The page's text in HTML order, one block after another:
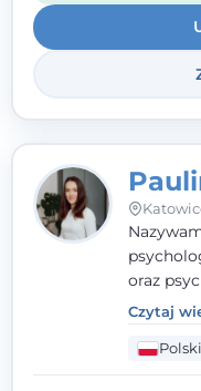
oraz
szukają
w
natłoku
Czytaj
Polski